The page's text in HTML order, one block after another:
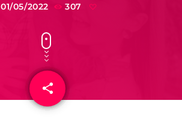
01/05/2022 307
share
email